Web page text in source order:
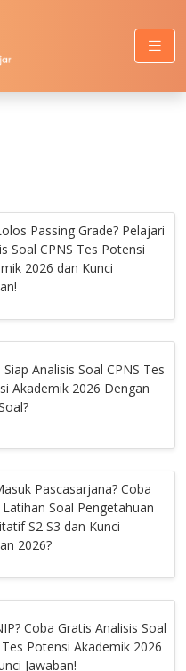
Passing Grade? Pelajari
Soal CPNS Tes Potensi
2026 dan Kunci
Siap Analisis Soal CPNS Tes
Akademik 2026 Dengan
Pascasarjana? Coba
Soal Pengetahuan
S2 S3 dan Kunci
2026?
Coba Gratis Analisis Soal
Tes Potensi Akademik 2026
Jawaban!